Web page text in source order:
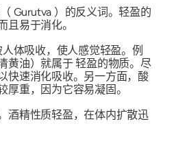
Gurutva ）的反义词。轻盈的
且易于消化。
体吸收，使人感觉轻盈。例
黄油）就属于轻盈的物质。尽
快速消化吸收。另一方面，酸
厚重，因为它容易凝固。
酒精性质轻盈，在体内扩散迅